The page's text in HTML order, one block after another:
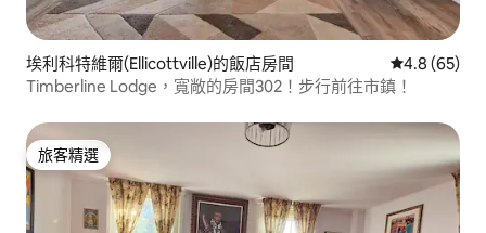
埃利科特維爾(Ellicottville)的飯店房間 從 65 則評
4.8 (65)
Timberline Lodge，寬敞的房間302！步行前往市鎮！
旅客精選
旅客精選